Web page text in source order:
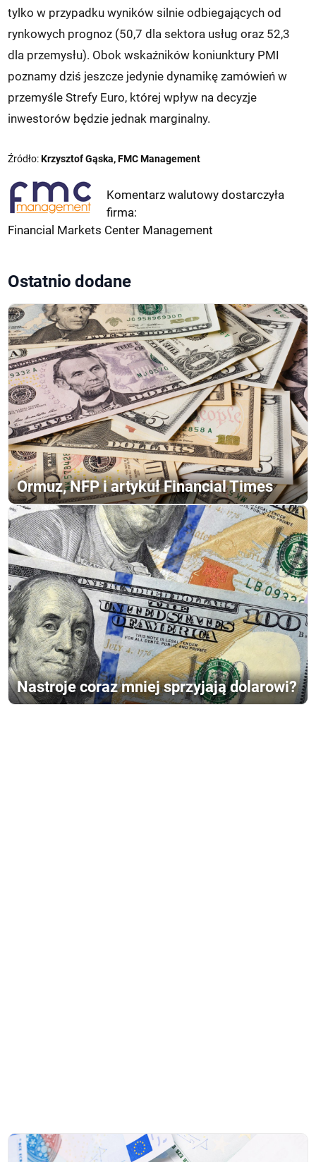
tylko w przypadku wyników silnie odbiegających od
rynkowych prognoz (50,7 dla sektora usług oraz 52,3
dla przemysłu). Obok wskaźników koniunktury PMI
poznamy dziś jeszcze jedynie dynamikę zamówień w
przemyśle Strefy Euro, której wpływ na decyzje
inwestorów będzie jednak marginalny.
Źródło:Krzysztof Gąska, FMC Management
Komentarz walutowy dostarczyła
firma:
Financial Markets Center Management
Ostatnio dodane
Ormuz, NFP i artykuł Financial Times
Nastroje coraz mniej sprzyjają dolarowi?